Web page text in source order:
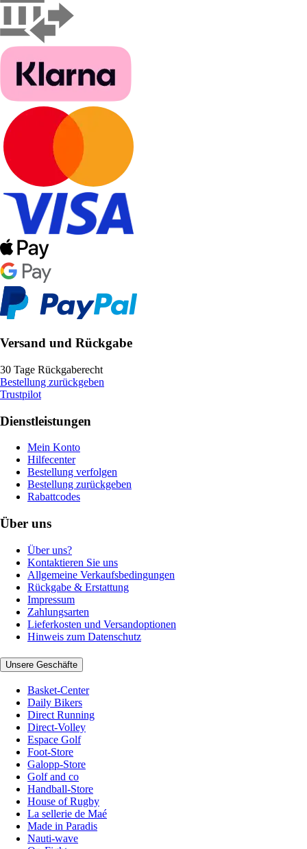
Versand und Rückgabe
30 Tage Rückgaberecht
Bestellung zurückgeben
Trustpilot
Dienstleistungen
Mein Konto
Hilfecenter
Bestellung verfolgen
Bestellung zurückgeben
Rabattcodes
Über uns
Über uns?
Kontaktieren Sie uns
Allgemeine Verkaufsbedingungen
Rückgabe & Erstattung
Impressum
Zahlungsarten
Lieferkosten und Versandoptionen
Hinweis zum Datenschutz
Unsere Geschäfte
Basket-Center
Daily Bikers
Direct Running
Direct-Volley
Espace Golf
Foot-Store
Galopp-Store
Golf and co
Handball-Store
House of Rugby
La sellerie de Maé
Made in Paradis
Nauti-wave